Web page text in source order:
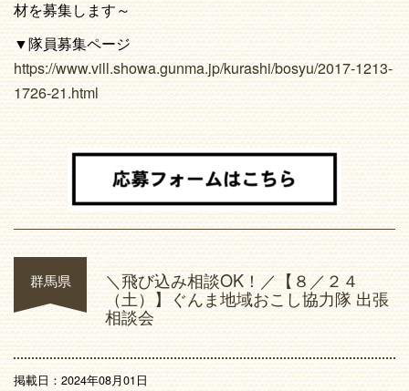
材を募集します～
▼隊員募集ページ
https://www.vill.showa.gunma.jp/kurashi/bosyu/2017-1213-
1726-21.html
群馬県 ＼飛び込み相談OK！／【８／２４
（土）】ぐんま地域おこし協力隊 出張
相談会
掲載日：2024年08月01日